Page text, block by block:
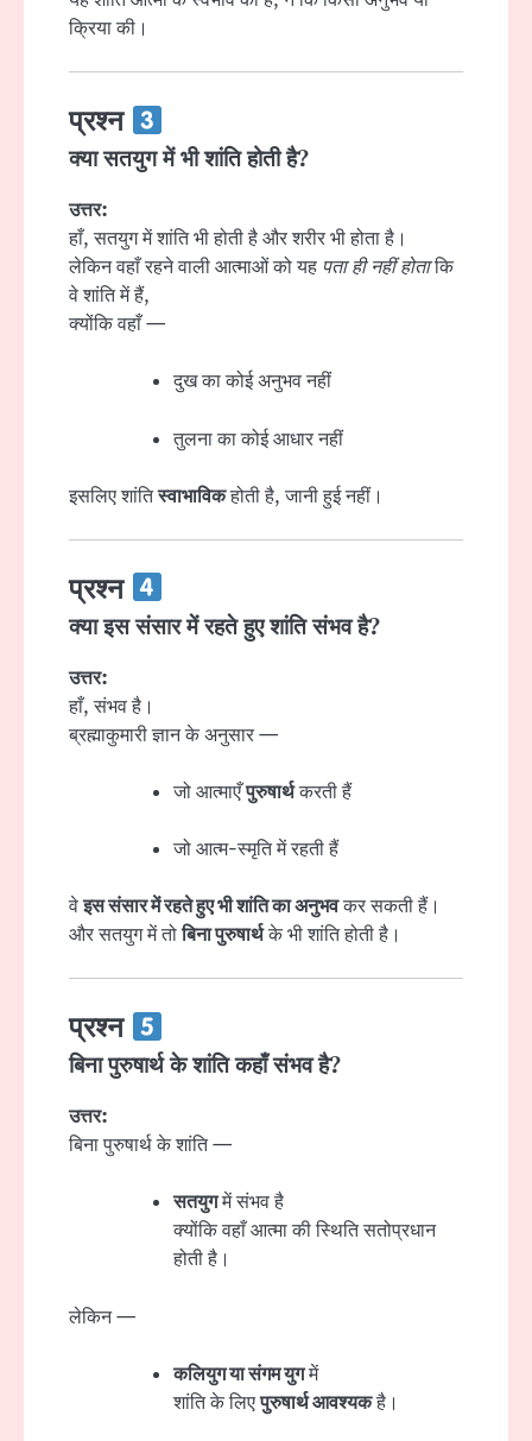
क्रिया की।
प्रश्न
क्या सतयुग में भी शांति होती है?
उत्तर:
हाँ, सतयुग में शांति भी होती है और शरीर भी होता है।
लेकिन वहाँ रहने वाली आत्माओं को यह पता ही नहीं होताकि
वे शांति में हैं,
क्योंकि वहाँ —
दुख का कोई अनुभव नहीं
तुलना का कोई आधार नहीं
इसलिए शांतिस्वाभाविकहोती है, जानी हुई नहीं।
प्रश्न
क्या इस संसार में रहते हुए शांति संभव है?
उत्तर:
हाँ, संभव है।
ब्रह्माकुमारी ज्ञान के अनुसार —
जो आत्माएँपुरुषार्थकरती हैं
जो आत्म-स्मृति में रहती हैं
वेइस संसार में रहते हुए भी शांति का अनुभवकर सकती हैं।
और सतयुग में तोबिना पुरुषार्थके भी शांति होती है।
प्रश्न
बिना पुरुषार्थ के शांति कहाँ संभव है?
उत्तर:
बिना पुरुषार्थ के शांति —
सतयुगमें संभव है
क्योंकि वहाँ आत्मा की स्थिति सतोप्रधान
होती है।
लेकिन —
कलियुग या संगम युगमें
शांति के लिएपुरुषार्थ आवश्यकहै।